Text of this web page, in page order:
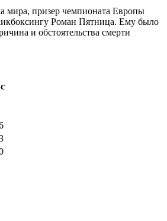
мира, призер чемпионата Европы
Роман Пятница. Ему было
и обстоятельства смерти